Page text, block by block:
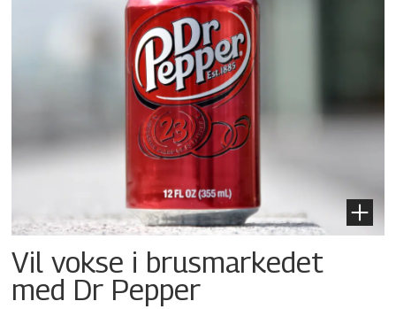
Vil vokse i brusmarkedet
med Dr Pepper